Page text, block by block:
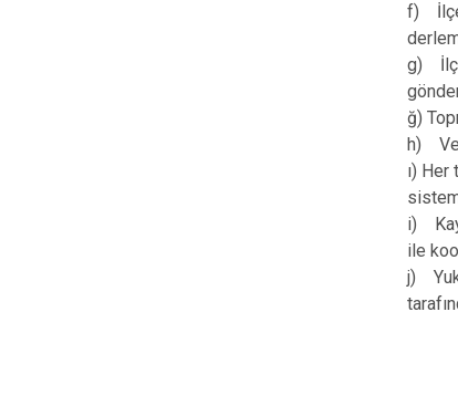
f)
g)
ğ)
h)
ı) Her
i)
ile
j)